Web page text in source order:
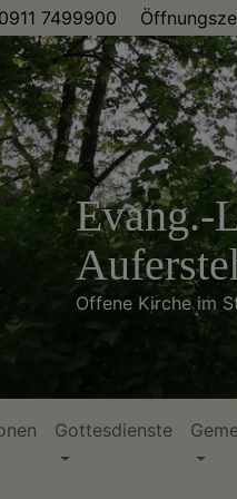
0911 7499900
Evang.-
Offene Kirche im
Gottesdienste